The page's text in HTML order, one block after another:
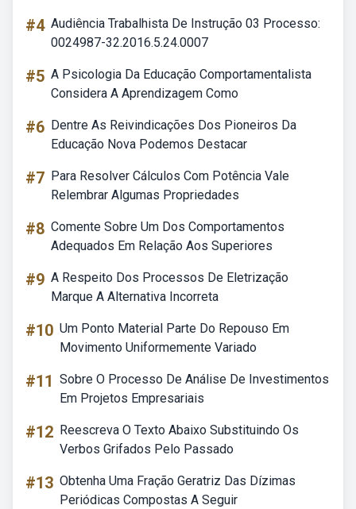
#4 Audiência Trabalhista De Instrução 03 Processo:
0024987-32.2016.5.24.0007
#5 A Psicologia Da Educação Comportamentalista
Considera A Aprendizagem Como
#6 Dentre As Reivindicações Dos Pioneiros Da
Educação Nova Podemos Destacar
#7 Para Resolver Cálculos Com Potência Vale
Relembrar Algumas Propriedades
#8 Comente Sobre Um Dos Comportamentos
Adequados Em Relação Aos Superiores
#9 A Respeito Dos Processos De Eletrização
Marque A Alternativa Incorreta
#10 Um Ponto Material Parte Do Repouso Em
Movimento Uniformemente Variado
#11 Sobre O Processo De Análise De Investimentos
Em Projetos Empresariais
#12 Reescreva O Texto Abaixo Substituindo Os
Verbos Grifados Pelo Passado
#13 Obtenha Uma Fração Geratriz Das Dízimas
Periódicas Compostas A Seguir